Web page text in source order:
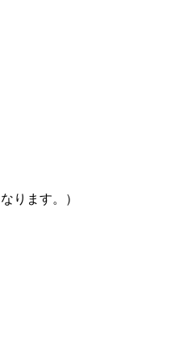
ります。）